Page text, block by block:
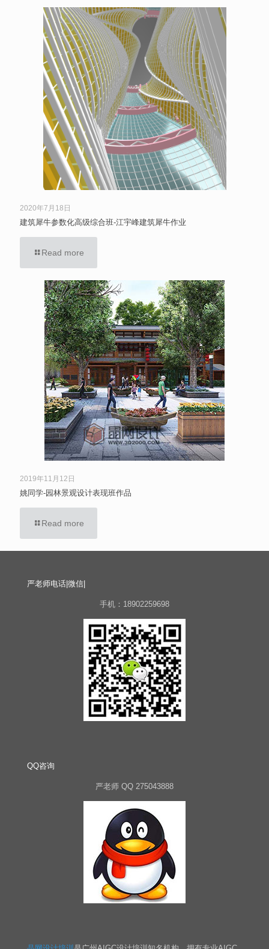
2020年7月18日
建筑犀牛参数化高级综合班-江宇峰建筑犀牛作业
Read more
2019年11月12日
姚同学-园林景观设计表现班作品
Read more
严老师电话|微信|
手机：18902259698
QQ咨询
严老师 QQ 275043888